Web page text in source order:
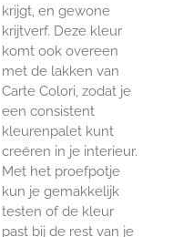
krijgt, en gewone
krijtverf. Deze kleur
komt ook overeen
met de lakken van
Carte Colori, zodat je
een consistent
kleurenpalet kunt
creëren in je interieur.
Met het proefpotje
kun je gemakkelijk
testen of de kleur
past bij de rest van je